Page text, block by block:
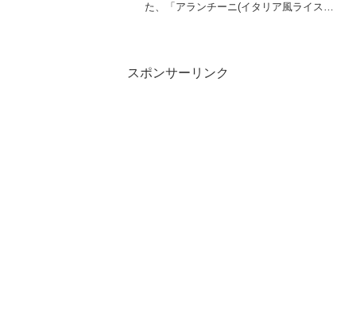
た、「アランチーニ(イタリア風ライスコ
スポンサーリンク